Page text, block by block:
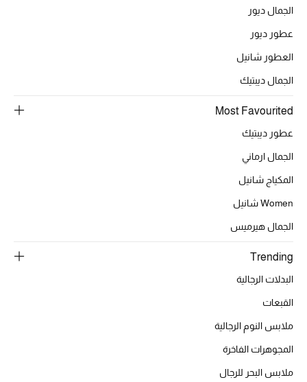
أبرز الحقائب
الموسم الجديد
تشكيلة الأحذية
أبرز المصممين
تسوقوا الأحذية
الجمال ديور
عطور ديور
العطور شانيل
الجمال ديبتيك
Most Favourited
عطور ديبتيك
الجمال ارماني
المكياج شانيل
Women شانيل
الجمال هيرميس
Trending
البدلات الرجالية
القبعات
ملابس النوم الرجالية
المجوهرات الفاخرة
ملابس البحر للرجال